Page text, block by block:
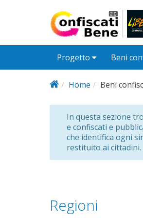
Progetto Beni
Home Beni
In questa sezione
e confiscati e
che identifica ogni
restituito ai cittadini.
Regioni